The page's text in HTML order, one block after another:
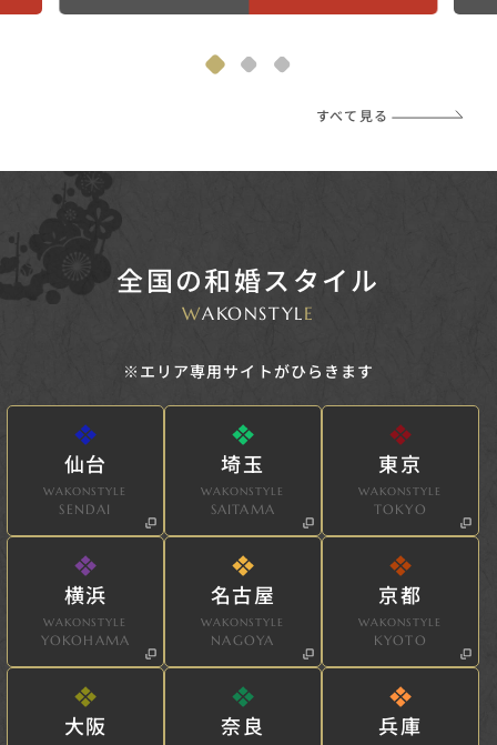
すべて見る
全国の和婚スタイル
WAKONSTYLE
※エリア専用サイトがひらきます
仙台
WAKONSTYLE
SENDAI
埼玉
WAKONSTYLE
SAITAMA
東京
WAKONSTYLE
TOKYO
横浜
WAKONSTYLE
YOKOHAMA
名古屋
WAKONSTYLE
NAGOYA
京都
WAKONSTYLE
KYOTO
大阪 奈良 兵庫